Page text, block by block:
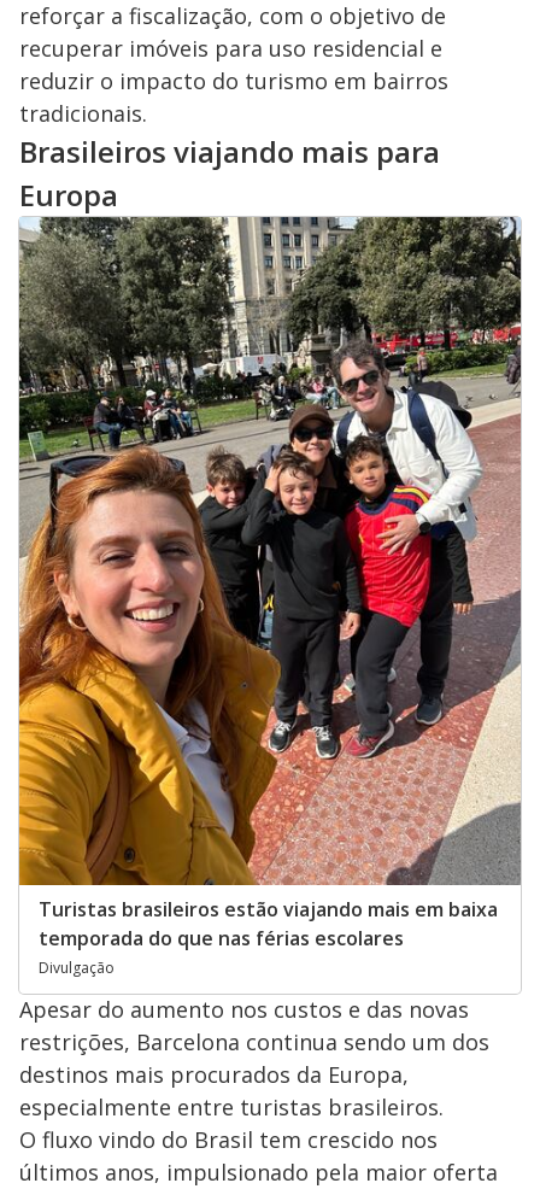
reforçar a fiscalização, com o objetivo de
recuperar imóveis para uso residencial e
reduzir o impacto do turismo em bairros
tradicionais.
Brasileiros viajando mais para
Europa
Turistas brasileiros estão viajando mais em baixa
temporada do que nas férias escolares
Divulgação
Apesar do aumento nos custos e das novas
restrições, Barcelona continua sendo um dos
destinos mais procurados da Europa,
especialmente entre turistas brasileiros.
O fluxo vindo do Brasil tem crescido nos
últimos anos, impulsionado pela maior oferta